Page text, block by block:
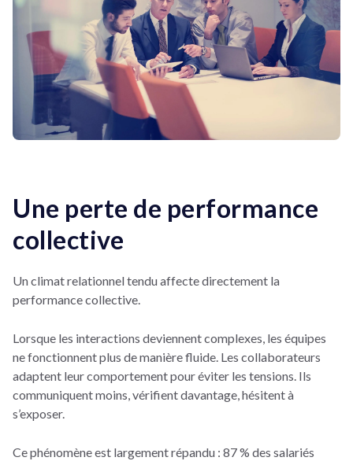
Une perte de performance
collective
Un climat relationnel tendu affecte directement la
performance collective.
Lorsque les interactions deviennent complexes, les équipes
ne fonctionnent plus de manière fluide. Les collaborateurs
adaptent leur comportement pour éviter les tensions. Ils
communiquent moins, vérifient davantage, hésitent à
s’exposer.
Ce phénomène est largement répandu : 87 % des salariés